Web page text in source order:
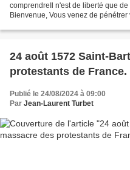
comprendreIl n'est de liberté que
Bienvenue, Vous venez de
24 août 1572 Saint-
protestants de France.
Publié le 24/08/2024 à 09:00
Par Jean-Laurent Turbet